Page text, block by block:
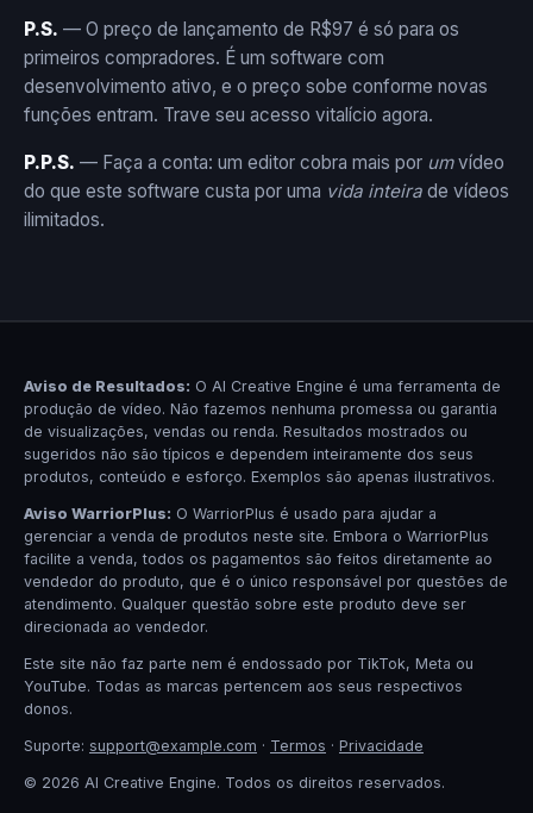
P.S. — O preço de lançamento de R$97 é só para os
primeiros compradores. É um software com
desenvolvimento ativo, e o preço sobe conforme novas
funções entram. Trave seu acesso vitalício agora.
P.P.S. — Faça a conta: um editor cobra mais por umvídeo
do que este software custa por uma vida inteira de vídeos
ilimitados.
Aviso de Resultados: O AI Creative Engine é uma ferramenta de
produção de vídeo. Não fazemos nenhuma promessa ou garantia
de visualizações, vendas ou renda. Resultados mostrados ou
sugeridos não são típicos e dependem inteiramente dos seus
produtos, conteúdo e esforço. Exemplos são apenas ilustrativos.
Aviso WarriorPlus: O WarriorPlus é usado para ajudar a
gerenciar a venda de produtos neste site. Embora o WarriorPlus
facilite a venda, todos os pagamentos são feitos diretamente ao
vendedor do produto, que é o único responsável por questões de
atendimento. Qualquer questão sobre este produto deve ser
direcionada ao vendedor.
Este site não faz parte nem é endossado por TikTok, Meta ou
YouTube. Todas as marcas pertencem aos seus respectivos
donos.
Suporte: support@example.com · Termos · Privacidade
© 2026 AI Creative Engine. Todos os direitos reservados.